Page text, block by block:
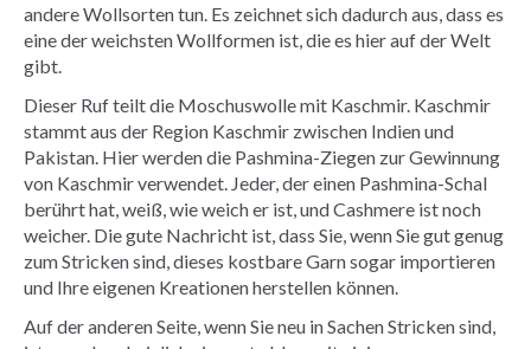
andere Wollsorten tun. Es zeichnet sich dadurch aus, dass es
eine der weichsten Wollformen ist, die es hier auf der Welt
gibt.
Dieser Ruf teilt die Moschuswolle mit Kaschmir. Kaschmir
stammt aus der Region Kaschmir zwischen Indien und
Pakistan. Hier werden die Pashmina-Ziegen zur Gewinnung
von Kaschmir verwendet. Jeder, der einen Pashmina-Schal
berührt hat, weiß, wie weich er ist, und Cashmere ist noch
weicher. Die gute Nachricht ist, dass Sie, wenn Sie gut genug
zum Stricken sind, dieses kostbare Garn sogar importieren
und Ihre eigenen Kreationen herstellen können.
Auf der anderen Seite, wenn Sie neu in Sachen Stricken sind,